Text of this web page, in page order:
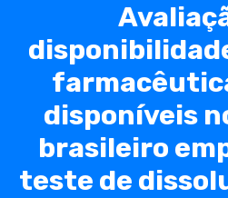
disponíveis
brasileiro
teste de